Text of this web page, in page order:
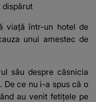
dispărut
viață într-un hotel de
unui amestec de
său despre căsnicia
De ce nu i-a spus că o
au venit fetițele pe